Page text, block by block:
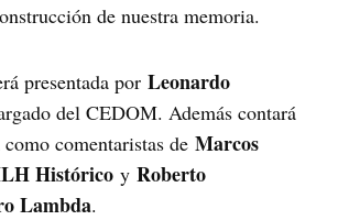
de nuestra memoria.
presentada porLeonardo
del CEDOM. Además contará
como comentaristas deMarcos
Histórico yRoberto
Lambda.